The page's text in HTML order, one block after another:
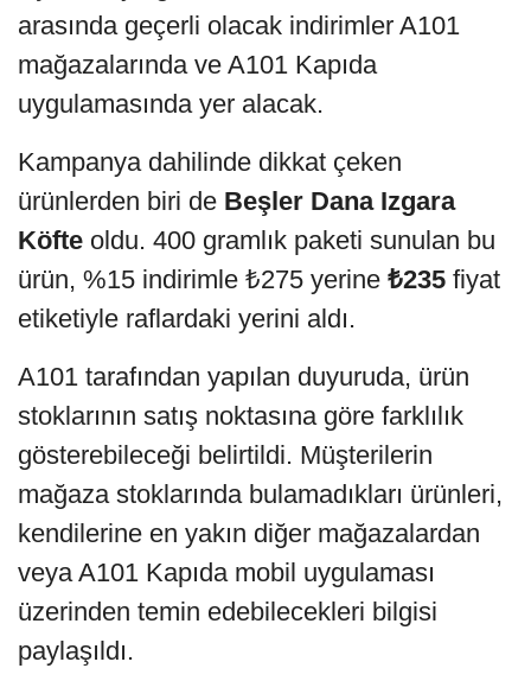
arasında geçerli olacak indirimler A101
mağazalarında ve A101 Kapıda
uygulamasında yer alacak.
Kampanya dahilinde dikkat çeken
ürünlerden biri de Beşler Dana Izgara
Köfte oldu. 400 gramlık paketi sunulan bu
ürün, %15 indirimle ₺275 yerine ₺235 fiyat
etiketiyle raflardaki yerini aldı.
A101 tarafından yapılan duyuruda, ürün
stoklarının satış noktasına göre farklılık
gösterebileceği belirtildi. Müşterilerin
mağaza stoklarında bulamadıkları ürünleri,
kendilerine en yakın diğer mağazalardan
veya A101 Kapıda mobil uygulaması
üzerinden temin edebilecekleri bilgisi
paylaşıldı.